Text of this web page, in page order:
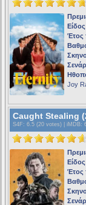
Είδος
Έτος
Joy
Caught Stealing
S4F : 6.5 (20 votes) | iMDB:
Είδος
Έτος